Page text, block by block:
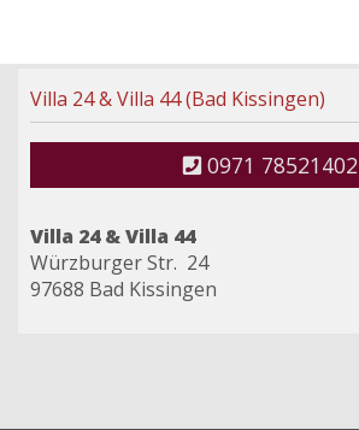
Villa 24 & Villa 44 (Bad Kissingen)
0971 78521402
Villa 24 & Villa 44
Würzburger Str. 24
97688 Bad Kissingen